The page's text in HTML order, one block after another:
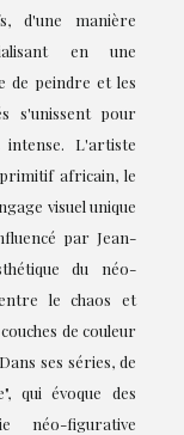
d'une manière
en une
de peindre et les
s'unissent pour
L'artiste
africain, le
visuel unique
par Jean-
du néo-
le chaos et
de couleur
ses séries, de
qui évoque des
néo-figurative